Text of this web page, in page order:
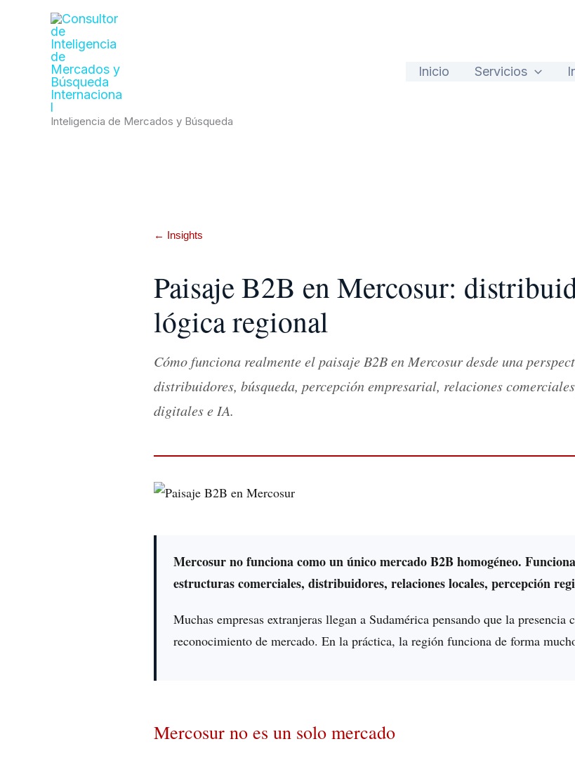
contenido
Inteligencia de Mercados y Búsqueda
Inicio Servicios
← Insights
Paisaje B2B en Mercosur:
lógica regional
Cómo funciona realmente el paisaje B2B en Mercosur desde una
distribuidores, búsqueda, percepción empresarial, relaciones
digitales e IA.
Mercosur no funciona como un único mercado B2B homogéneo.
estructuras comerciales, distribuidores, relaciones locales, percepción
Muchas empresas extranjeras llegan a Sudamérica pensando que la presencia
reconocimiento de mercado. En la práctica, la región funciona de forma
Mercosur no es un solo mercado